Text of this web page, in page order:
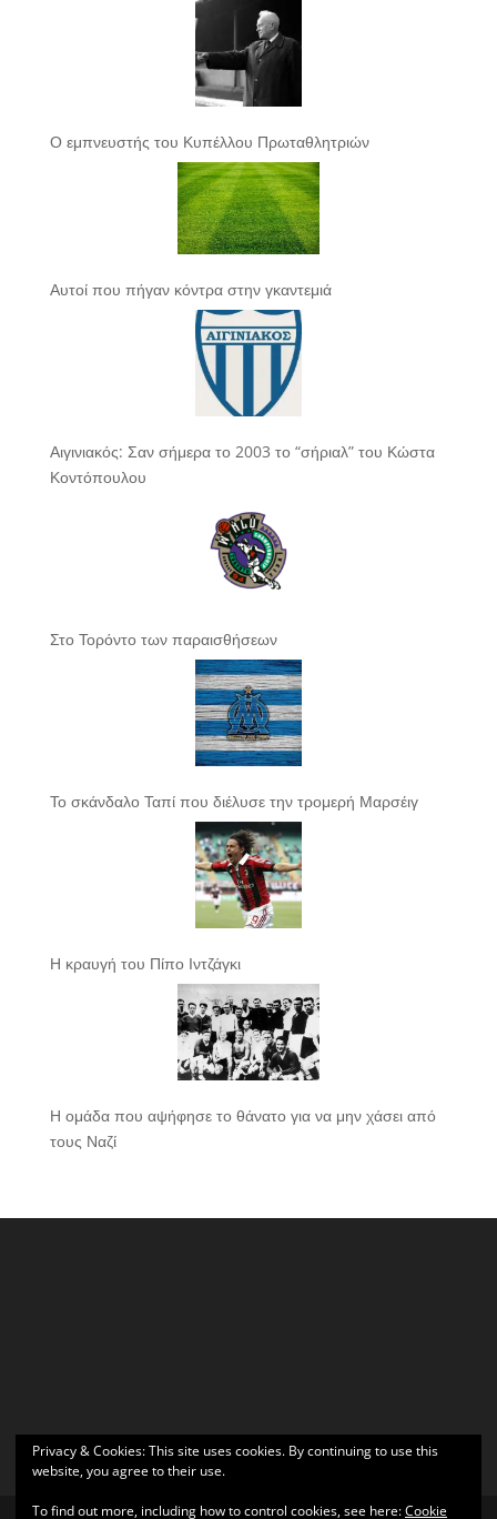
Ο εμπνευστής του Κυπέλλου Πρωταθλητριών
Αυτοί που πήγαν κόντρα στην γκαντεμιά
Αιγινιακός: Σαν σήμερα το 2003 το “σήριαλ” του Κώστα
Κοντόπουλου
Στο Τορόντο των παραισθήσεων
Το σκάνδαλο Ταπί που διέλυσε την τρομερή Μαρσέιγ
Η κραυγή του Πίπο Ιντζάγκι
Η ομάδα που αψήφησε το θάνατο για να μην χάσει από
τους Ναζί
Privacy & Cookies: This site uses cookies. By continuing to use this
website, you agree to their use.
To find out more, including how to control cookies, see here:Cookie